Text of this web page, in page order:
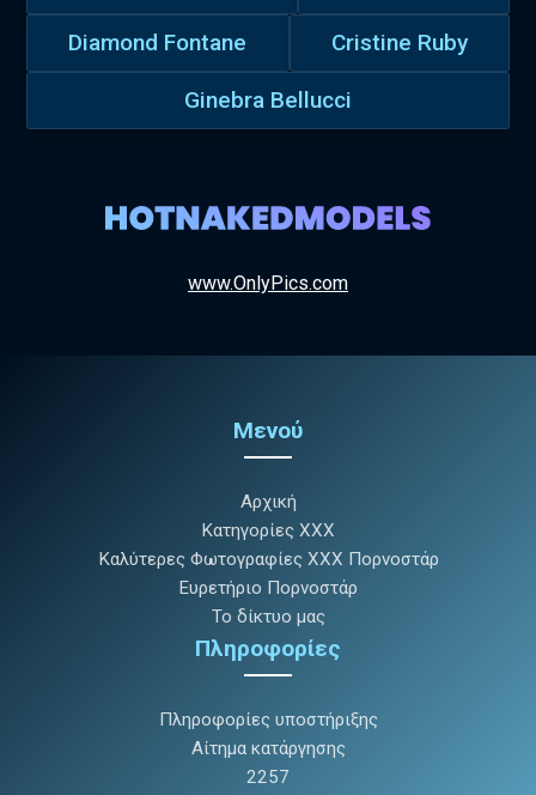
Diamond Fontane Cristine Ruby
Ginebra Bellucci
www.OnlyPics.com
Μενού
Αρχική
Κατηγορίες XXX
Καλύτερες Φωτογραφίες XXX Πορνοστάρ
Ευρετήριο Πορνοστάρ
Το δίκτυο μας
Πληροφορίες
Πληροφορίες υποστήριξης
Αίτημα κατάργησης
2257